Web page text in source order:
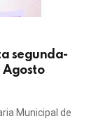
segunda-
Agosto
Municipal de